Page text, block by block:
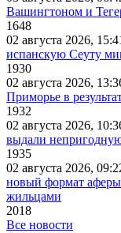
Вашингтоном и
1648
02 августа 2026,
испанскую Сеуту
1930
02 августа 2026,
Приморье в
1932
02 августа 2026,
выдали
1935
02 августа 2026,
новый формат
жильцами
2018
Все новости